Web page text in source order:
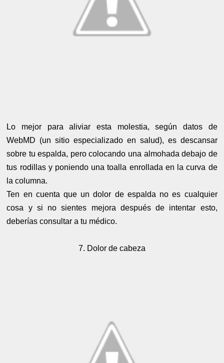
Lo mejor para aliviar esta molestia, según datos de
WebMD (un sitio especializado en salud), es descansar
sobre tu espalda, pero colocando una almohada debajo de
tus rodillas y poniendo una toalla enrollada en la curva de
la columna.
Ten en cuenta que un dolor de espalda no es cualquier
cosa y si no sientes mejora después de intentar esto,
deberías consultar a tu médico.
7. Dolor de cabeza